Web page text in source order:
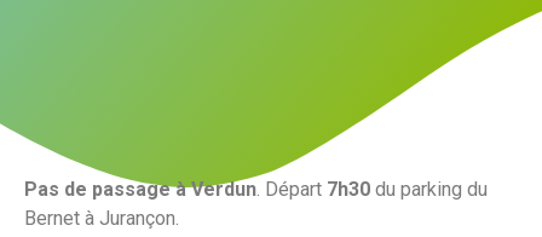
Pas de passage à Verdun . Départ 7h30 du parking du
Bernet à Jurançon.